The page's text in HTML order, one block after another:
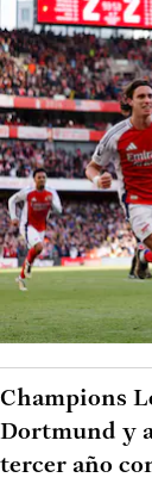
Champions
Dortmund y
tercer año